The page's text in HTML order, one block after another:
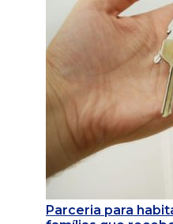
Parceria para